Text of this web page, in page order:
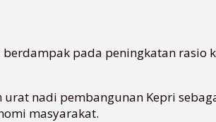
pada peningkatan rasio
nadi pembangunan Kepri
masyarakat.